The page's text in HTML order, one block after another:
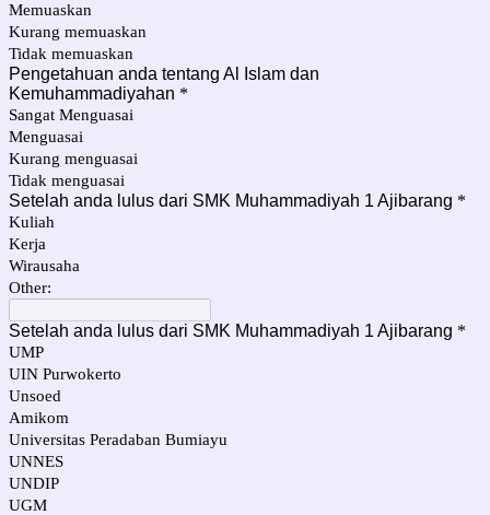
Memuaskan
Kurang memuaskan
Tidak memuaskan
Pengetahuan anda tentang Al Islam dan
Kemuhammadiyahan *
Sangat Menguasai
Menguasai
Kurang menguasai
Tidak menguasai
Setelah anda lulus dari SMK Muhammadiyah 1 Ajibarang *
Kuliah
Kerja
Wirausaha
Other:
Setelah anda lulus dari SMK Muhammadiyah 1 Ajibarang *
UMP
UIN Purwokerto
Unsoed
Amikom
Universitas Peradaban Bumiayu
UNNES
UNDIP
UGM